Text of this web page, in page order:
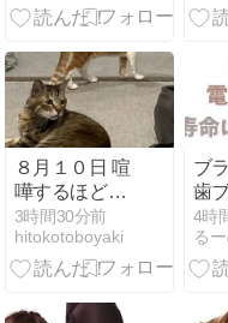
な
い
け
８月１０日 喧
嘩するほど仲
がいい？
3時間30分前
hitokotoboyaki
ブ
歯
ッ
命
い
4時
る